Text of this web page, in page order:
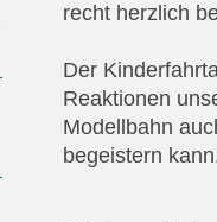
recht herzlich
Der
Reaktionen
Modellbahn
begeistern